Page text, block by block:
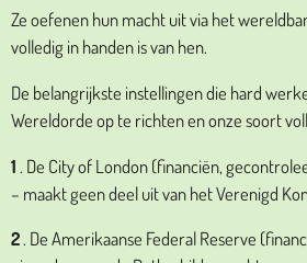
Ze oefenen hun macht uit via het
volledig in handen is van hen.
De belangrijkste instellingen die hard
Wereldorde op te richten en onze soort
1 . De City of London (financiën,
– maakt geen deel uit van het Verenigd
2. De Amerikaanse Federal Reserve